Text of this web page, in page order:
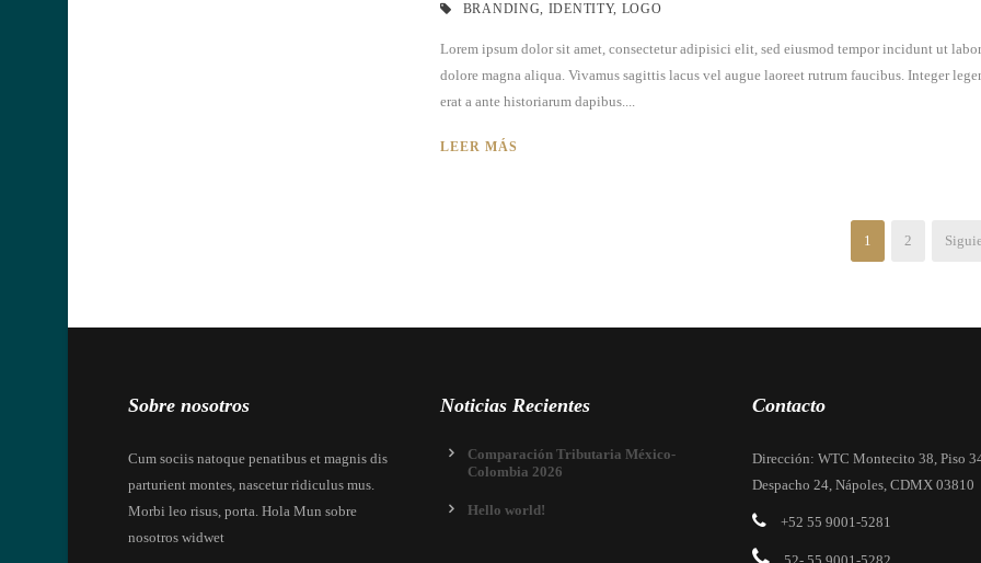
BRANDING, IDENTITY, LOGO
Lorem ipsum dolor sit amet, consectetur adipisici elit, sed eiusmod tempor incidunt ut
dolore magna aliqua. Vivamus sagittis lacus vel augue laoreet rutrum faucibus. Integer
erat a ante historiarum dapibus....
LEER MÁS
1 2
Sobre nosotros
Cum sociis natoque penatibus et magnis dis
parturient montes, nascetur ridiculus mus.
Morbi leo risus, porta. Hola Mun sobre
nosotros widwet
Noticias Recientes
Comparación Tributaria México-
Colombia 2026
Hello world!
Contacto
Dirección: WTC Montecito 38, Piso
Despacho 24, Nápoles, CDMX 03810
+52 55 9001-5281